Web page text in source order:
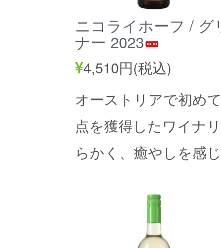
ニコライホーフ /
ナー 2023
4,510円(税込)
オーストリアで初め
点を獲得したワイナ
らかく、癒やしを感